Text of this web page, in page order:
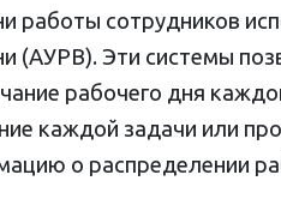
работы сотрудников
(АУРВ). Эти системы
рабочего дня
каждой задачи или
о распределении